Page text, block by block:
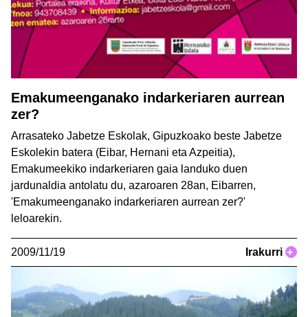
Emakumeenganako indarkeriaren aurrean
zer?
Arrasateko Jabetze Eskolak, Gipuzkoako beste Jabetze
Eskolekin batera (Eibar, Hernani eta Azpeitia),
Emakumeekiko indarkeriaren gaia landuko duen
jardunaldia antolatu du, azaroaren 28an, Eibarren,
'Emakumeenganako indarkeriaren aurrean zer?'
leloarekin.
2009/11/19 Irakurri +